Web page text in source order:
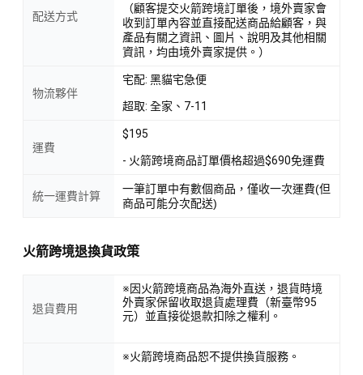
配送方式
（顧客提交火箭跨境訂單後，境外賣家會
收到訂單內容並直接配送商品給顧客，與
產品有關之資訊、圖片、說明及其他相關
資訊，均由境外賣家提供。）
物流夥伴
宅配: 黑貓宅急便
超取: 全家、7-11
運費
$195
- 火箭跨境商品訂單價格超過$690免運費
統一運費計算
一筆訂單中有數個商品，僅收一次運費(但
商品可能分次配送)
火箭跨境退換貨政策
退貨費用
※因火箭跨境商品為海外直送，退貨時境
外賣家保留收取退貨處理費（新臺幣95
元）並直接從退款扣除之權利。
※火箭跨境商品恕不提供換貨服務。